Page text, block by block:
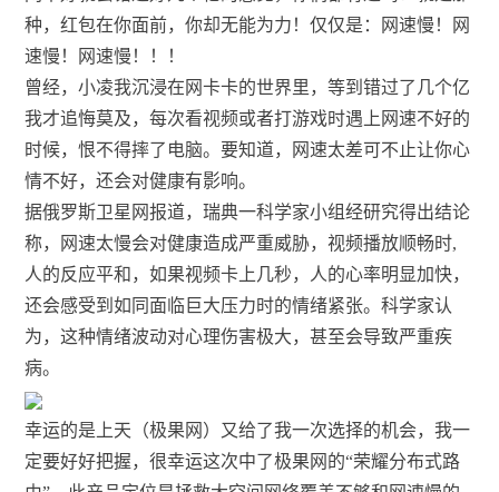
种，红包在你面前，你却无能为力！仅仅是：网速慢！网
速慢！网速慢！！！
曾经，小凌我沉浸在网卡卡的世界里，等到错过了几个亿
我才追悔莫及，每次看视频或者打游戏时遇上网速不好的
时候，恨不得摔了电脑。要知道，网速太差可不止让你心
情不好，还会对健康有影响。
据俄罗斯卫星网报道，瑞典一科学家小组经研究得出结论
称，网速太慢会对健康造成严重威胁，视频播放顺畅时,
人的反应平和，如果视频卡上几秒，人的心率明显加快，
还会感受到如同面临巨大压力时的情绪紧张。科学家认
为，这种情绪波动对心理伤害极大，甚至会导致严重疾
病。
幸运的是上天（极果网）又给了我一次选择的机会，我一
定要好好把握，很幸运这次中了极果网的“荣耀分布式路